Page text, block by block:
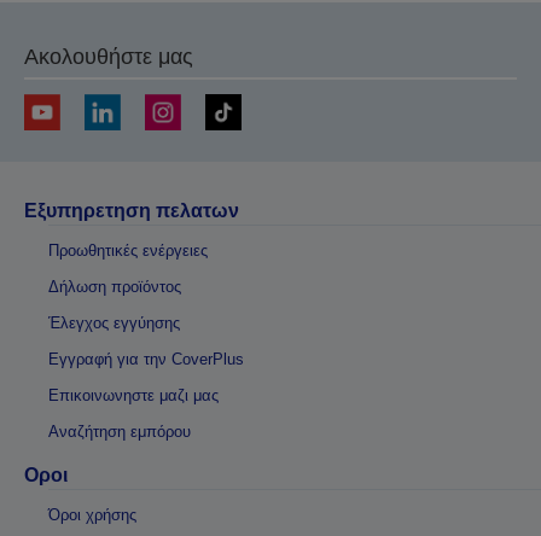
Ακολουθήστε μας
Εξυπηρετηση πελατων
Προωθητικές ενέργειες
Δήλωση προϊόντος
Έλεγχος εγγύησης
Εγγραφή για την CoverPlus
Επικοινωνηστε μαζι μας
Αναζήτηση εμπόρου
Οροι
Όροι χρήσης